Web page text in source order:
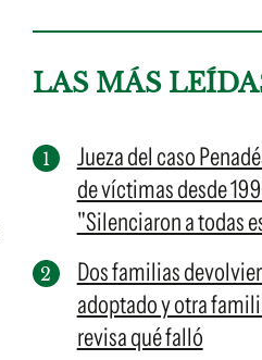
LAS MÁS
Jueza del caso
de víctimas desde
"Silenciaron a todas
Dos familias
adoptado y otra
revisa qué falló